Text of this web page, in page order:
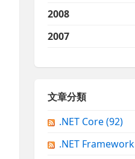
2008
2007
文章分類
.NET Core(92)
.NET Framework